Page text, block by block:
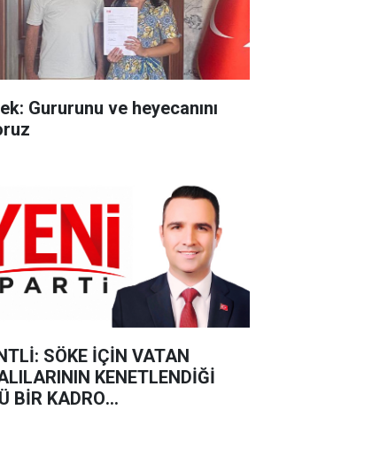
Gururunu ve heyecanını
SÖKE İÇİN VATAN
KENETLENDİĞİ
BİR KADRO